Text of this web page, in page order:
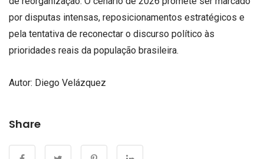
por disputas intensas, reposicionamentos estratégicos e
pela tentativa de reconectar o discurso político às
prioridades reais da população brasileira.
Autor: Diego Velázquez
Share